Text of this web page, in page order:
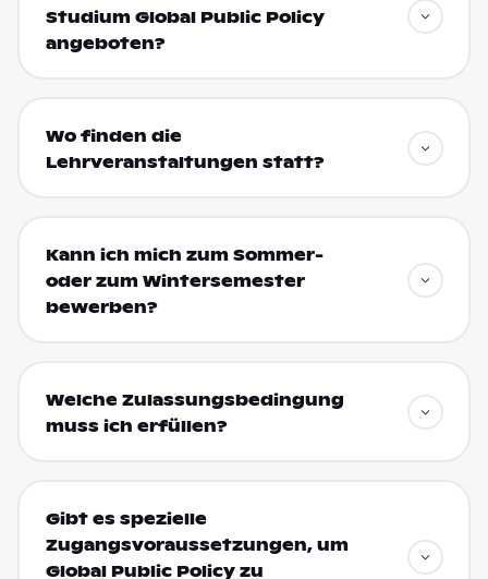
Studium Global Public Policy
angeboten?
Wo finden die
Lehrveranstaltungen statt?
Kann ich mich zum Sommer-
oder zum Wintersemester
bewerben?
Welche Zulassungsbedingung
muss ich erfüllen?
Gibt es spezielle
Zugangsvoraussetzungen, um
Global Public Policy zu